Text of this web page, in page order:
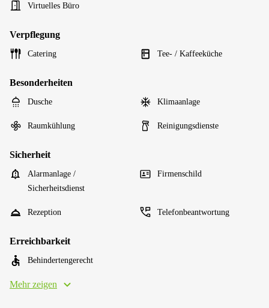
Virtuelles Büro
Verpflegung
Catering Tee- / Kaffeeküche
Besonderheiten
Dusche Klimaanlage
Raumkühlung Reinigungsdienste
Sicherheit
Alarmanlage /
Sicherheitsdienst
Firmenschild
Rezeption Telefonbeantwortung
Erreichbarkeit
Behindertengerecht
Mehr zeigen